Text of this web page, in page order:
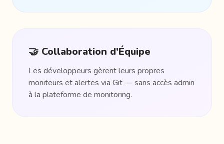
🤝 Collaboration d'Équipe
Les développeurs gèrent leurs propres
moniteurs et alertes via Git — sans accès admin
à la plateforme de monitoring.